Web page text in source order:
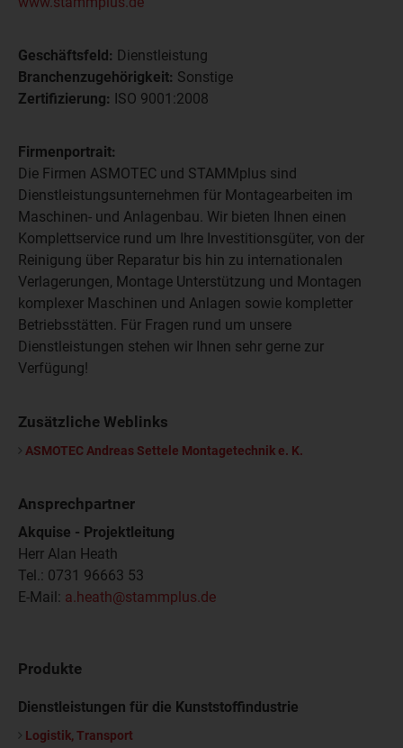
Geschäftsfeld: Dienstleistung
Branchenzugehörigkeit: Sonstige
Zertifizierung: ISO 9001:2008
Firmenportrait:
Die Firmen ASMOTEC und STAMMplus sind
Dienstleistungsunternehmen für Montagearbeiten im
Maschinen- und Anlagenbau. Wir bieten Ihnen einen
Komplettservice rund um Ihre Investitionsgüter, von der
Reinigung über Reparatur bis hin zu internationalen
Verlagerungen, Montage Unterstützung und Montagen
komplexer Maschinen und Anlagen sowie kompletter
Betriebsstätten. Für Fragen rund um unsere
Dienstleistungen stehen wir Ihnen sehr gerne zur
Verfügung!
Zusätzliche Weblinks
ASMOTEC Andreas Settele Montagetechnik e. K.
Ansprechpartner
Akquise - Projektleitung
Herr Alan Heath
Tel.: 0731 96663 53
E-Mail: a.heath@stammplus.de
Produkte
Dienstleistungen für die Kunststoffindustrie
Logistik, Transport